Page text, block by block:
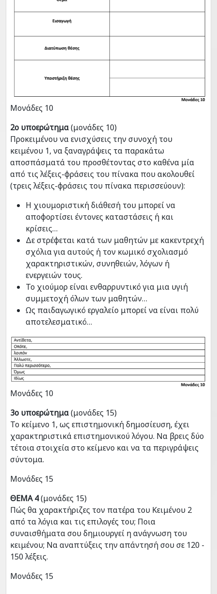
Μονάδες 10
2ο υποερώτημα(μονάδες 10)
Προκειμένου να ενισχύσεις την συνοχή του
κειμένου 1, να ξαναγράψεις τα παρακάτω
αποσπάσματά του προσθέτοντας στο καθένα μία
από τις λέξεις-φράσεις του πίνακα που ακολουθεί
(τρεις λέξεις-φράσεις του πίνακα περισσεύουν):
Η χιουμοριστική διάθεσή του μπορεί να
αποφορτίσει έντονες καταστάσεις ή και
κρίσεις…
Δε στρέφεται κατά των μαθητών με κακεντρεχή
σχόλια για αυτούς ή τον κωμικό σχολιασμό
χαρακτηριστικών, συνηθειών, λόγων ή
ενεργειών τους.
Το χιούμορ είναι ενθαρρυντικό για μια υγιή
συμμετοχή όλων των μαθητών…
Ως παιδαγωγικό εργαλείο μπορεί να είναι πολύ
αποτελεσματικό…
Μονάδες 10
3ο υποερώτημα(μονάδες 15)
Το κείμενο 1, ως επιστημονική δημοσίευση, έχει
χαρακτηριστικά επιστημονικού λόγου. Να βρεις δύο
τέτοια στοιχεία στο κείμενο και να τα περιγράψεις
σύντομα.
Μονάδες 15
ΘΕΜΑ 4(μονάδες 15)
Πώς θα χαρακτήριζες τον πατέρα του Κειμένου 2
από τα λόγια και τις επιλογές του; Ποια
συναισθήματα σου δημιουργεί η ανάγνωση του
κειμένου; Να αναπτύξεις την απάντησή σου σε 120 -
150 λέξεις.
Μονάδες 15